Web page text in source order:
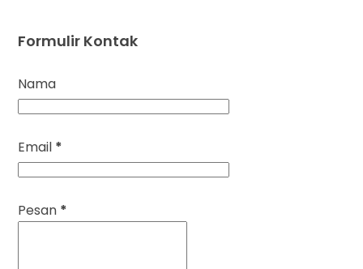
Formulir Kontak
Nama
Email *
Pesan *